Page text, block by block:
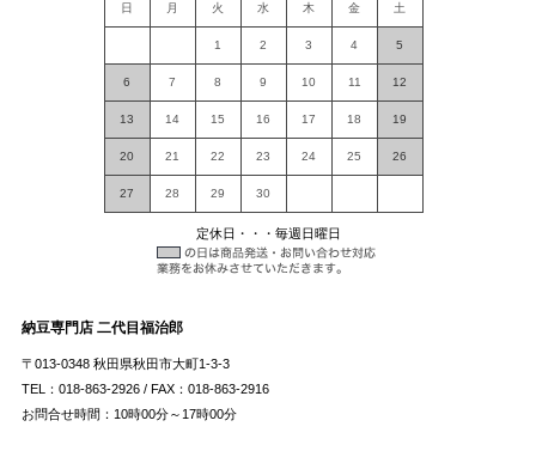
日 月 火 水 木 金 土
1 2 3 4 5
6 7 8 9 10 11 12
13 14 15 16 17 18 19
20 21 22 23 24 25 26
27 28 29 30
定休日・・・毎週日曜日
納豆専門店 二代目福治郎
〒013-0348 秋田県秋田市大町1-3-3
TEL：018-863-2926 / FAX：018-863-2916
お問合せ時間：10時00分～17時00分